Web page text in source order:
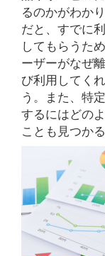
るのかがわか
だと、すでに
してもらうた
ーザーがなぜ
び利用してく
う。また、特
するにはどの
ことも見つか